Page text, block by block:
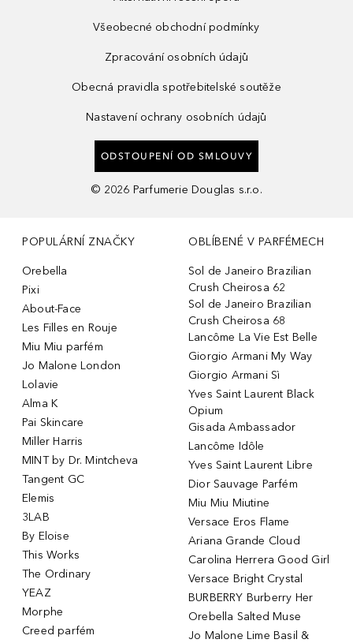
Všeobecné obchodní podmínky
Zpracování osobních údajů
Obecná pravidla spotřebitelské soutěže
Nastavení ochrany osobních údajů
ODSTOUPENÍ OD SMLOUVY
© 2026 Parfumerie Douglas s.r.o.
POPULÁRNÍ ZNAČKY
Orebella
Pixi
About-Face
Les Filles en Rouje
Miu Miu parfém
Jo Malone London
Lolavie
Alma K
Pai Skincare
Miller Harris
MINT by Dr. Mintcheva
Tangent GC
Elemis
3LAB
By Eloise
This Works
The Ordinary
YEAZ
Morphe
Creed parfém
OBLÍBENÉ V PARFÉMECH
Sol de Janeiro Brazilian
Crush Cheirosa 62
Sol de Janeiro Brazilian
Crush Cheirosa 68
Lancôme La Vie Est Belle
Giorgio Armani My Way
Giorgio Armani Sì
Yves Saint Laurent Black
Opium
Gisada Ambassador
Lancôme Idôle
Yves Saint Laurent Libre
Dior Sauvage Parfém
Miu Miu Miutine
Versace Eros Flame
Ariana Grande Cloud
Carolina Herrera Good Girl
Versace Bright Crystal
BURBERRY Burberry Her
Orebella Salted Muse
Jo Malone Lime Basil &